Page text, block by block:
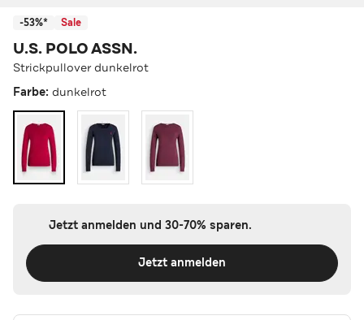
-53%* Sale
U.S. POLO ASSN.
Strickpullover dunkelrot
Farbe: dunkelrot
Jetzt anmelden und 30-70% sparen.
Jetzt anmelden